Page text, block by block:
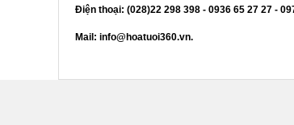
Điện thoại: (028)22 298 398 - 0936 65 27 27 -
Mail: info@hoatuoi360.vn.